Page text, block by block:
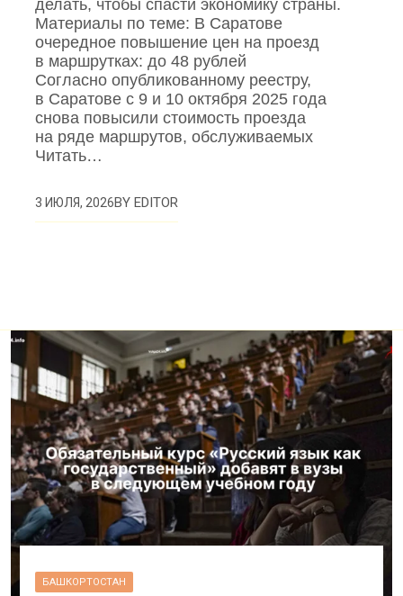
делать, чтобы спасти экономику страны.
Материалы по теме: В Саратове
очередное повышение цен на проезд
в маршрутках: до 48 рублей
Согласно опубликованному реестру,
в Саратове с 9 и 10 октября 2025 года
снова повысили стоимость проезда
на ряде маршрутов, обслуживаемых
Читать…
3 ИЮЛЯ, 2026BYEDITOR
БАШКОРТОСТАН